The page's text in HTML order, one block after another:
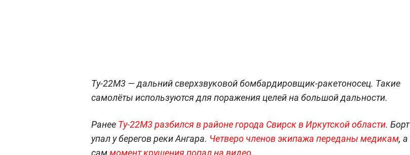
Ту-22М3 — дальний сверхзвуковой бомбардировщик-ракетоносец. Такие
самолёты используются для поражения целей на большой дальности.
Ранее Ту-22М3 разбился в районе города Свирск в Иркутской области. Борт
упал у берегов реки Ангара. Четверо членов экипажа переданы медикам, а